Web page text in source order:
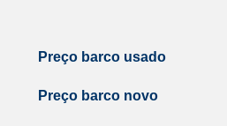
Preço barco usado
Preço barco novo